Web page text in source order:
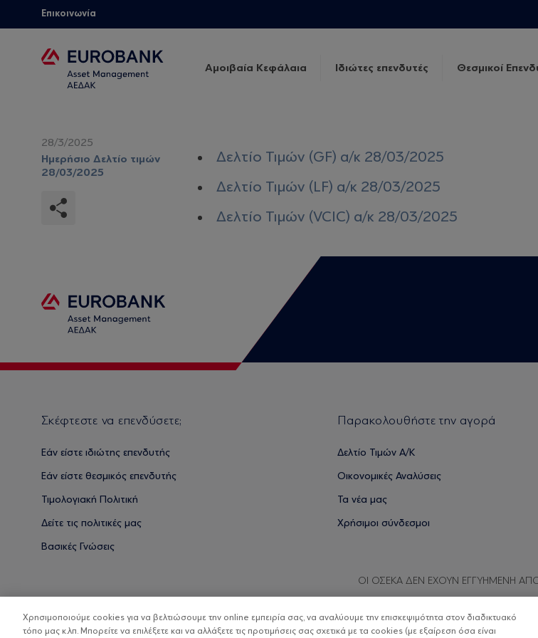
Επικοινωνία
Αμοιβαία Κεφάλαια Ιδιώτες επενδυτές Θεσμικοί
28/3/2025
Ημερήσιο Δελτίο τιμών
28/03/2025
Δελτίο Τιμών (GF) α/κ 28/03/2025
Δελτίο Τιμών (LF) α/κ 28/03/2025
Δελτίο Τιμών (VCIC) α/κ 28/03/2025
Σκέφτεστε να επενδύσετε;
Εάν είστε ιδιώτης επενδυτής
Εάν είστε θεσμικός επενδυτής
Τιμολογιακή Πολιτική
Δείτε τις πολιτικές μας
Βασικές Γνώσεις
Παρακολουθήστε την αγορά
Δελτίο Τιμών Α/Κ
Οικονομικές Αναλύσεις
Τα νέα μας
Χρήσιμοι σύνδεσμοι
ΟΙ ΟΣΕΚΑ ΔΕΝ ΕΧΟΥΝ ΕΓΓΥΗΜΕΝΗ
Χρησιμοποιούμε cookies για να βελτιώσουμε την online εμπειρία σας, να αναλύουμε την επισκεψιμότητα στον διαδικτυακό
τόπο μας κ.λπ. Μπορείτε να επιλέξετε και να αλλάξετε τις προτιμήσεις σας σχετικά με τα cookies (με εξαίρεση όσα είναι